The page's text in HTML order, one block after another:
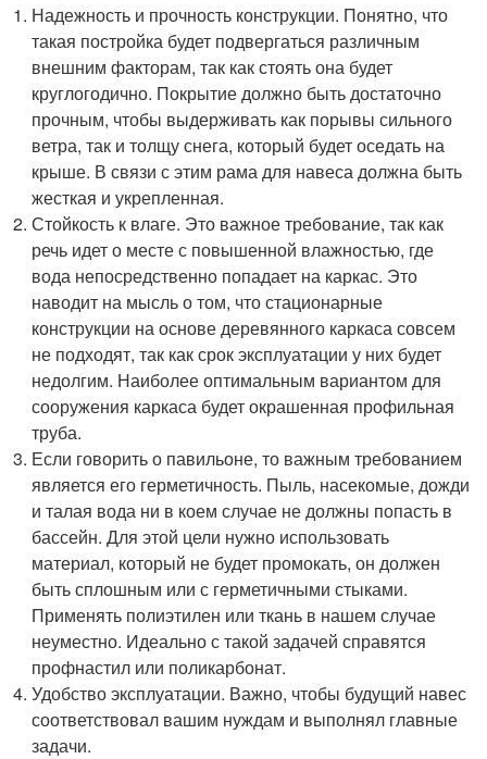
Надежность и прочность конструкции. Понятно, что
такая постройка будет подвергаться различным
внешним факторам, так как стоять она будет
круглогодично. Покрытие должно быть достаточно
прочным, чтобы выдерживать как порывы сильного
ветра, так и толщу снега, который будет оседать на
крыше. В связи с этим рама для навеса должна быть
жесткая и укрепленная.
Стойкость к влаге. Это важное требование, так как
речь идет о месте с повышенной влажностью, где
вода непосредственно попадает на каркас. Это
наводит на мысль о том, что стационарные
конструкции на основе деревянного каркаса совсем
не подходят, так как срок эксплуатации у них будет
недолгим. Наиболее оптимальным вариантом для
сооружения каркаса будет окрашенная профильная
труба.
Если говорить о павильоне, то важным требованием
является его герметичность. Пыль, насекомые, дожди
и талая вода ни в коем случае не должны попасть в
бассейн. Для этой цели нужно использовать
материал, который не будет промокать, он должен
быть сплошным или с герметичными стыками.
Применять полиэтилен или ткань в нашем случае
неуместно. Идеально с такой задачей справятся
профнастил или поликарбонат.
Удобство эксплуатации. Важно, чтобы будущий навес
соответствовал вашим нуждам и выполнял главные
задачи.